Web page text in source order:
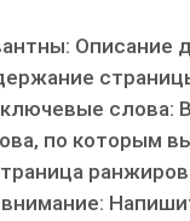
Описание
слова:
по которым